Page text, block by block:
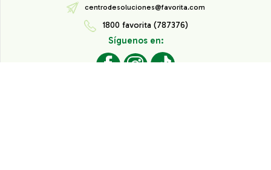
centrodesoluciones@favorita.com
1800 favorita (787376)
Síguenos en: